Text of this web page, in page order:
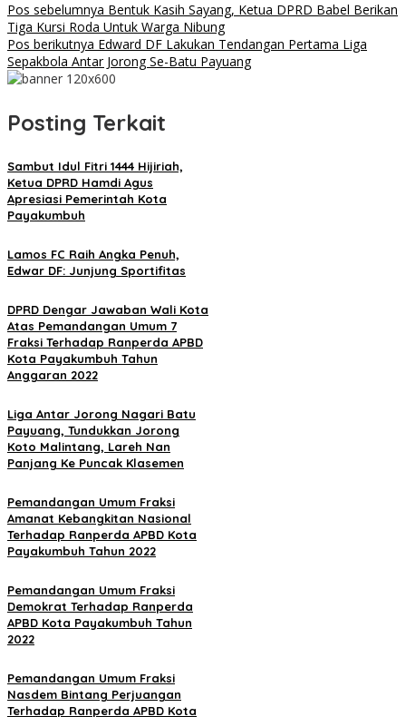
Pos sebelumnya Bentuk Kasih Sayang, Ketua DPRD Babel Berikan
Tiga Kursi Roda Untuk Warga Nibung
Pos berikutnya Edward DF Lakukan Tendangan Pertama Liga
Sepakbola Antar Jorong Se-Batu Payuang
Posting Terkait
Sambut Idul Fitri 1444 Hijiriah,
Ketua DPRD Hamdi Agus
Apresiasi Pemerintah Kota
Payakumbuh
Lamos FC Raih Angka Penuh,
Edwar DF: Junjung Sportifitas
DPRD Dengar Jawaban Wali Kota
Atas Pemandangan Umum 7
Fraksi Terhadap Ranperda APBD
Kota Payakumbuh Tahun
Anggaran 2022
Liga Antar Jorong Nagari Batu
Payuang, Tundukkan Jorong
Koto Malintang, Lareh Nan
Panjang Ke Puncak Klasemen
Pemandangan Umum Fraksi
Amanat Kebangkitan Nasional
Terhadap Ranperda APBD Kota
Payakumbuh Tahun 2022
Pemandangan Umum Fraksi
Demokrat Terhadap Ranperda
APBD Kota Payakumbuh Tahun
2022
Pemandangan Umum Fraksi
Nasdem Bintang Perjuangan
Terhadap Ranperda APBD Kota